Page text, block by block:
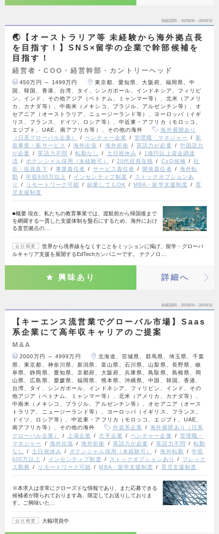
掲載期間 26/08/06～26/08/19
🌏【オーストラリア等 未経験から海外拠点長
を目指す！】SNS×留学の企業で幹部候補を
目指す！
経営者・COO・経営幹部・カントリーヘッド
450万円 ～ 1499万円
東京都、愛知県、大阪府、福岡県、中
国、韓国、香港、台湾、タイ、シンガポール、インドネシア、フィリピ
ン、インド、その他アジア（ベトナム、ミャンマー等）、北米（アメリ
カ、カナダ等）、中南米（メキシコ、ブラジル、アルゼンチン等）、オ
セアニア（オーストラリア、ニュージーランド等）、ヨーロッパ（イギ
リス、フランス、ドイツ、ロシア等）、中近東・アフリカ（モロッコ、
エジプト、UAE、南アフリカ等）、その他の海外
海外展開あり
（日系グローバル企業）
ベンチャー企業 管理職・マネジャー
新
規事業・新サービス
海外出張 海外折衝 英語力が必要
中国語力
が必要
英語力不問 転勤なし 土日祝休み
1億円以上資金調達
済
ポテンシャル採用（未経験可） 20代役員在籍 CxO候補
社
長・役員直下
事業責任者 サービス責任者 開発責任者
海外転
勤
年収600万以上 インセンティブ制度
ストックオプションあ
り
リモートワーク可能 副業してもOK MBA・留学支援制度
育
児支援制度
■概要 現在、私たちの教育事業では、渡航前から帰国後まで
を網羅する一貫した支援体制を盤石にするため、海外におけ
る直営拠点の…
会社概要
世界から境界線をなくすことをミッションに掲げ、留学・グローバ
ルキャリア支援を展開するEdTechカンパニーです。 テクノロ…
興味あり 詳細へ
掲載期間 26/08/05～26/08/18
【キーエンス流営業でグローバル市場】Saas
系企業にて高年収キャリアのご提案
M&A
2000万円 ～ 4999万円
北海道、宮城県、群馬県、埼玉県、千葉
県、東京都、神奈川県、新潟県、富山県、石川県、山梨県、長野県、岐
阜県、静岡県、愛知県、京都府、大阪府、兵庫県、鳥取県、島根県、岡
山県、広島県、愛媛県、福岡県、熊本県、沖縄県、中国、韓国、香港、
台湾、タイ、シンガポール、インドネシア、フィリピン、インド、その
他アジア（ベトナム、ミャンマー等）、北米（アメリカ、カナダ等）、
中南米（メキシコ、ブラジル、アルゼンチン等）、オセアニア（オース
トラリア、ニュージーランド等）、ヨーロッパ（イギリス、フランス、
ドイツ、ロシア等）、中近東・アフリカ（モロッコ、エジプト、UAE、
南アフリカ等）、その他の海外
外資系企業
海外展開あり（日系
グローバル企業）
上場企業 大手企業 ベンチャー企業
管理職・
マネジャー
海外出張 海外折衝 英語力が必要 英語力不問
転勤
なし
土日祝休み ポテンシャル採用（未経験可） 海外転勤
年収
600万以上
インセンティブ制度 ストックオプションあり
フレック
ス勤務
リモートワーク可能 MBA・留学支援制度 育児支援制度
※本求人は非常にクローズドな情報であり、また応募できる
候補者が限られております為、限定してお送りしておりま
す。ご興味いた…
会社概要 大幅増員中